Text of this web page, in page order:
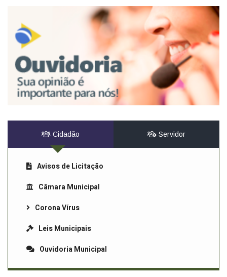
Cidadão Servidor
Avisos de Licitação
Câmara Municipal
Corona Vírus
Leis Municipais
Ouvidoria Municipal